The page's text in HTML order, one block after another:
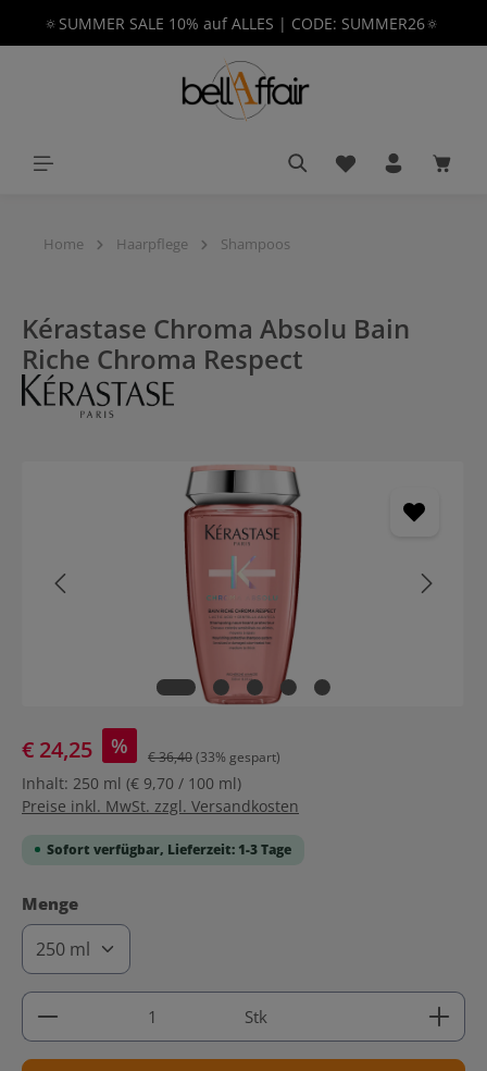
springen
🔅SUMMER SALE 10% auf ALLES | CODE: SUMMER26🔅
Du hast 0
Home Haarpflege Shampoos
Kérastase Chroma Absolu Bain
Riche Chroma Respect
Bildergalerie überspringen
€ 24,25 % € 36,40(33% gespart)
Inhalt: 250 ml (€ 9,70 / 100 ml)
Preise inkl. MwSt. zzgl. Versandkosten
Sofort verfügbar, Lieferzeit: 1-3 Tage
Mengeauswählen
Produkt Anzahl: Gib den gewünschten Wert ein
Stk